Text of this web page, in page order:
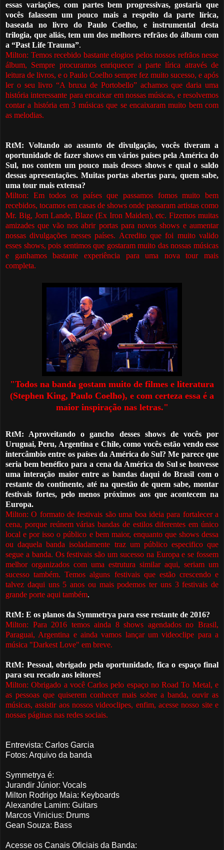
essas variações, com partes bem progressivas, gostaria que
vocês falassem um pouco mais a respeito da parte lírica,
baseada no livro do Paulo Coelho, e instrumental desta
trilogia, que aliás, tem um dos melhores refrãos do álbum com
a “Past Life Trauma”.
Milton: Temos recebido bastante elogios pelos nossos refrãos nesse
álbum, Sempre procuramos enriquecer a parte lírica através de
leitura de livros, e o Paulo Coelho sempre fez muito sucesso, e após
ler o seu livro “A bruxa de Portobello” achamos que daria uma
história interessante para encaixar em nossas músicas, e resolvemos
contar a história em 3 músicas que se encaixaram muito bem com
as melodias.
RtM: Voltando ao assunto de divulgação, vocês tiveram a
oportunidade de fazer shows em vários países pela América do
Sul, nos contem um pouco mais desses shows e qual o saldo
dessas apresentações. Muitas portas abertas para, quem sabe,
uma tour mais extensa?
Milton: Em todos os países que passamos fomos muito bem
recebidos, tocamos em casas de shows onde passaram artistas como
Mr. Big, Jorn Lande, Blaze (Ex Iron Maiden), etc. Fizemos muitas
amizades que vão nos abrir portas para novos shows e aumentar
nossas divulgações nesses países. Acredito que foi muito valido
esses shows, pois sentimos que gostaram muito das nossas músicas
e ganhamos bastante experiência para uma nova tour mais
completa.
"Todos na banda gostam muito de filmes e literatura
(Stephen King, Paulo Coelho), e com certeza essa é a
maior inspiração nas letras."
RtM: Aproveitando o gancho desses shows de vocês por
Uruguai, Peru, Argentina e Chile, como vocês estão vendo esse
intercâmbio entre os países da América do Sul? Me parece que
seria bem benéfico para a cena da América do Sul se houvesse
uma interação maior entre as bandas daqui do Brasil com o
restante do continente, até na questão de quem sabe, montar
festivais fortes, pelo menos próximos aos que acontecem na
Europa.
Milton: O formato de festivais são uma boa ideia para fortalecer a
cena, porque reúnem várias bandas de estilos diferentes em único
local e por isso o público e bem maior, enquanto que shows dessa
ou daquela banda isoladamente traz um público especifico que
segue a banda. Os festivais são um sucesso na Europa e se fossem
melhor organizados com uma estrutura similar aqui, seriam um
sucesso também. Temos alguns festivais que estão crescendo e
talvez daqui uns 5 anos ou mais podemos ter uns 3 festivais de
grande porte aqui também.
RtM: E os planos da Symmetrya para esse restante de 2016?
Milton: Para 2016 temos ainda 8 shows agendados no Brasil,
Paraguai, Argentina e ainda vamos lançar um videoclipe para a
música "Darkest Love" em breve.
RtM: Pessoal, obrigado pela oportunidade, fica o espaço final
para seu recado aos leitores!
Milton: Obrigado a você Carlos pelo espaço no Road To Metal, e
as pessoas que quiserem conhecer mais sobre a banda, ouvir as
músicas, assistir aos nossos videoclipes, enfim, acesse nosso site e
nossas páginas nas redes sociais.
Entrevista: Carlos Garcia
Fotos: Arquivo da banda
Symmetrya é:
Jurandir Júnior: Vocals
Milton Rodrigo Maia: Keyboards
Alexandre Lamim: Guitars
Marcos Vinicius: Drums
Gean Souza: Bass
Acesse os Canais Oficiais da Banda: